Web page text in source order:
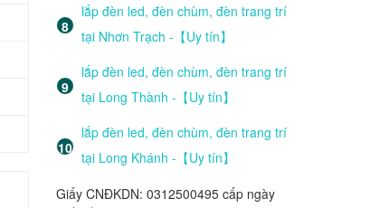
lắp đèn led, đèn chùm, đèn trang trí
tại Nhơn Trạch -【Uy tín】
lắp đèn led, đèn chùm, đèn trang trí
tại Long Thành -【Uy tín】
lắp đèn led, đèn chùm, đèn trang trí
tại Long Khánh -【Uy tín】
Giấy CNĐKDN: 0312500495 cấp ngày